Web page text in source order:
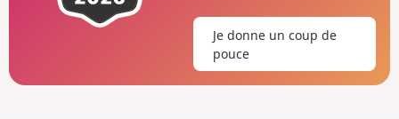
Je donne un coup de
pouce